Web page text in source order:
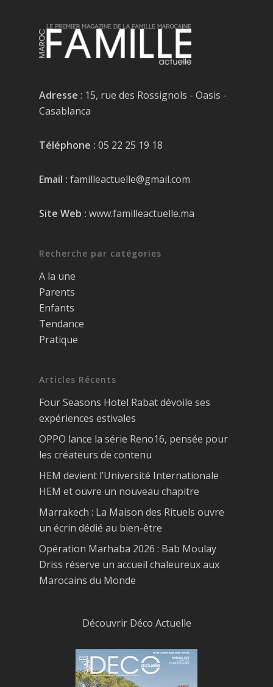
Adresse : 15, rue des Rossignols - Oasis -
Casablanca
Téléphone : 05 22 25 19 18
Email : familleactuelle@gmail.com
Site Web : www.familleactuelle.ma
Recherche par catégories
A la une
Parents
Enfants
Tendance
Pratique
Articles Récents
Four Seasons Hotel Rabat dévoile ses
expériences estivales
OPPO lance la série Reno16, pensée pour
les créateurs de contenu
HEM devient l’Université Internationale
HEM et ouvre un nouveau chapitre
Marrakech : La Maison des Rituels ouvre
un écrin dédié au bien-être
Opération Marhaba 2026 : Bab Moulay
Driss réserve un accueil chaleureux aux
Marocains du Monde
Découvrir Déco Actuelle